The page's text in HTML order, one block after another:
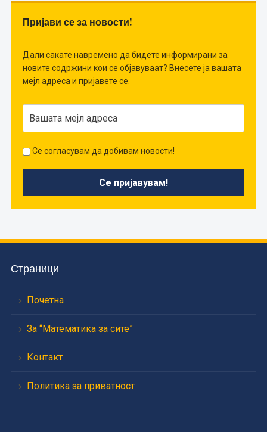
Пријави се за новости!
Дали сакате навремено да бидете информирани за
новите содржини кои се објавуваат? Внесете ја вашата
мејл адреса и пријавете се.
Се согласувам да добивам новости!
Страници
Почетна
За “Математика за сите”
Контакт
Политика за приватност